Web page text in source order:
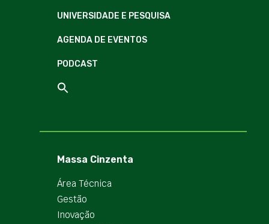
UNIVERSIDADE E PESQUISA
AGENDA DE EVENTOS
PODCAST
Massa Cinzenta
Área Técnica
Gestão
Inovação